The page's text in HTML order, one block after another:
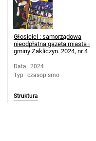
Głosiciel : samorządowa
nieodpłatna gazeta miasta i
gminy Zakliczyn. 2024, nr 4
Data: 2024
Typ: czasopismo
Struktura